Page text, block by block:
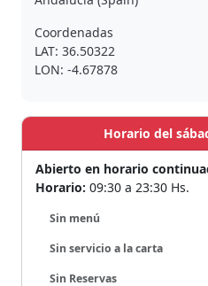
Coordenadas
LAT: 36.50322
LON: -4.67878
Horario del
Abierto en horario
Horario: 09:30 a 23:30 Hs.
Sin menú
Sin servicio a la carta
Sin Reservas